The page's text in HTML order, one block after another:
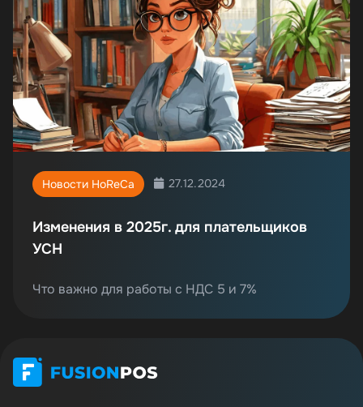
Новости HoReCa 27.12.2024
Изменения в 2025г. для плательщиков
УСН
Что важно для работы с НДС 5 и 7%